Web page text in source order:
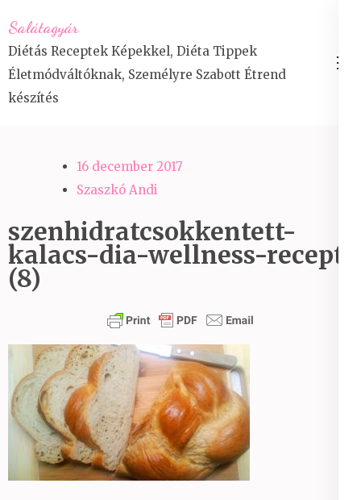
to
content
(Press
Enter)
Salátagyár
Diétás Receptek Képekkel, Diéta Tippek
Életmódváltóknak, Személyre Szabott Étrend
készítés
16 december 2017
Szaszkó Andi
szenhidratcsokkentett-
kalacs-dia-wellness-recept
(8)